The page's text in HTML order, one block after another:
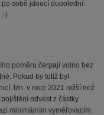
sobě jdoucí dopolední
)
poměru čerpají volno bez
Pokud by totiž byl
tzn. v roce 2021 nižší než
odvést z částky
minimálním vyměřovacím